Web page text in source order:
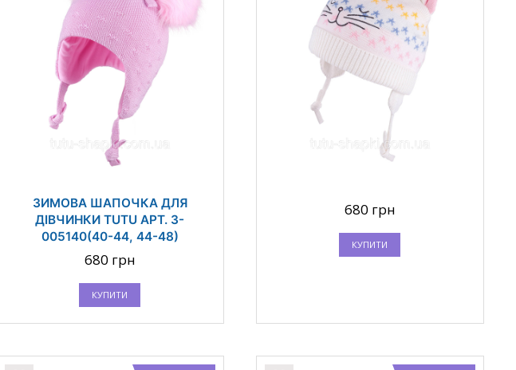
ЗИМОВА ШАПОЧКА ДЛЯ
ДІВЧИНКИ TUTU АРТ. 3-
005140(40-44, 44-48)
680 грн
КУПИТИ
680 грн
КУПИТИ